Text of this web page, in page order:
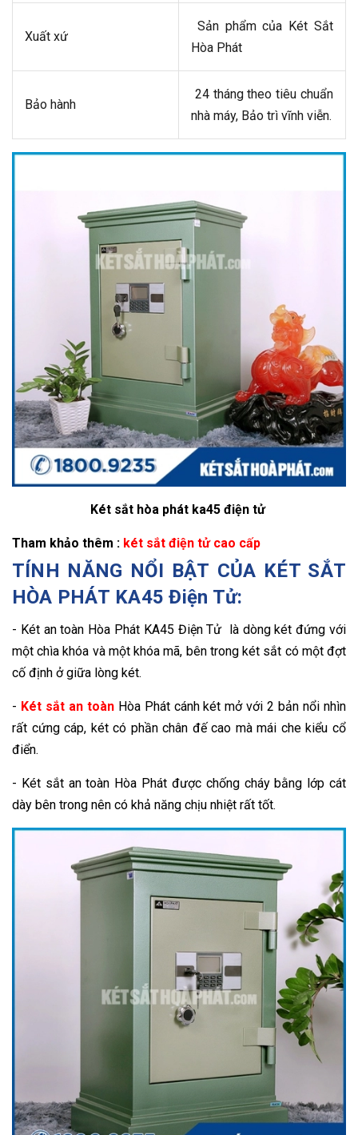
Xuất xứ
Sản phẩm của Két Sắt
Hòa Phát
Bảo hành
24 tháng theo tiêu chuẩn
nhà máy, Bảo trì vĩnh viễn.
Két sắt hòa phát ka45 điện tử
Tham khảo thêm : két sắt điện tử cao cấp
TÍNH NĂNG NỔI BẬT CỦA KÉT SẮT
HÒA PHÁT KA45 Điện Tử:
- Két an toàn Hòa Phát KA45 Điện Tử là dòng két đứng với
một chìa khóa và một khóa mã, bên trong két sắt có một đợt
cố định ở giữa lòng két.
- Két sắt an toànHòa Phát cánh két mở với 2 bản nổi nhìn
rất cứng cáp, két có phần chân đế cao mà mái che kiểu cổ
điển.
- Két sắt an toàn Hòa Phát được chống cháy bằng lớp cát
dày bên trong nên có khả năng chịu nhiệt rất tốt.